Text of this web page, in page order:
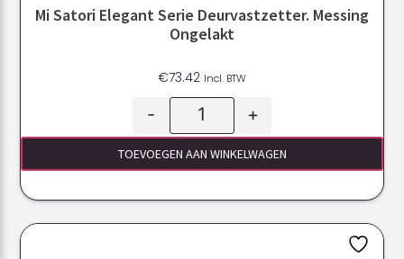
Mi Satori Elegant Serie Deurvastzetter. Messing
Ongelakt
€73.42 Incl. BTW
- +
TOEVOEGEN AAN WINKELWAGEN